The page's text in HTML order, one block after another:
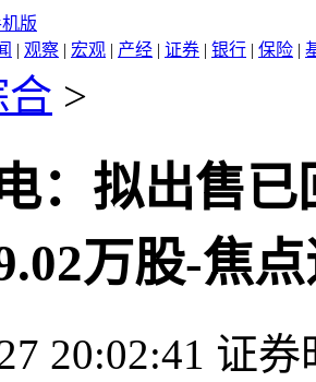
版
| 观察 | 宏观 | 产经 | 证券 | 银行 | 保险 |
合 >
：拟出售已
万股-焦
20:02:41 证券